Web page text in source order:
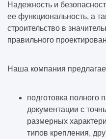
Надежность и
ее функциональность, а
строительство в
правильного
Наша компания
подготовка полного
документации с
размерных
типов крепления,